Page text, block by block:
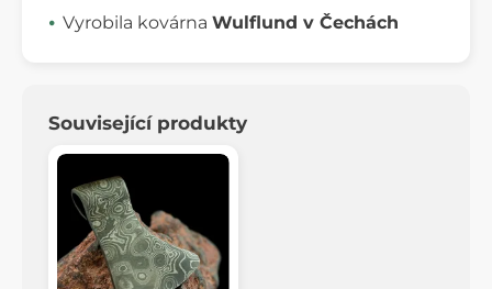
Vyrobila kovárna Wulflund v Čechách
Související produkty